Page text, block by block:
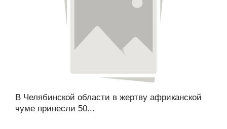
В Челябинской области в жертву африканской
чуме принесли 50...